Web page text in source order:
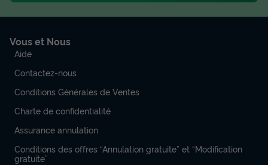
Vous et Nous
Aide
Contactez-nous
Conditions Générales de Ventes
Charte de confidentialité
Assurance annulation
Conditions des offres “Annulation gratuite” et “Modification
gratuite”